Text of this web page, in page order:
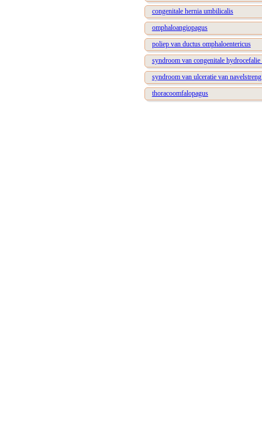
congenitale hernia umbilicalis
omphaloangiopagus
poliep van ductus omphaloentericus
syndroom van congenitale hydrocefalie
syndroom van ulceratie van
thoracoomfalopagus